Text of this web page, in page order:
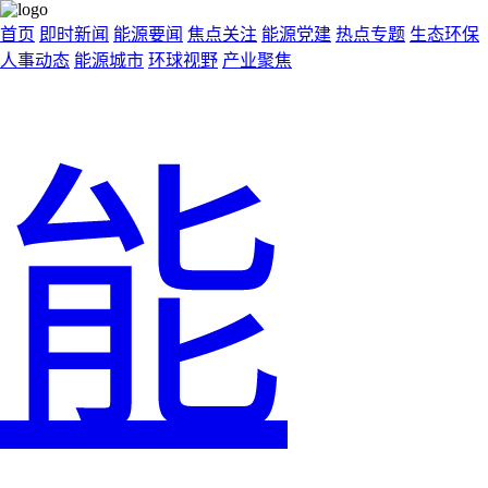
首页 即时新闻 能源要闻 焦点关注 能源党建 热点专题 生态环保
人事动态 能源城市 环球视野 产业聚焦
能